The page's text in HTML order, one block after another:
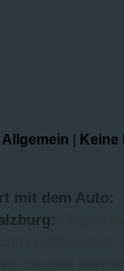
Allgemein Keine
mit dem Auto: